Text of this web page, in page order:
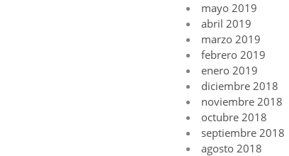
mayo 2019
abril 2019
marzo 2019
febrero 2019
enero 2019
diciembre 2018
noviembre 2018
octubre 2018
septiembre 2018
agosto 2018